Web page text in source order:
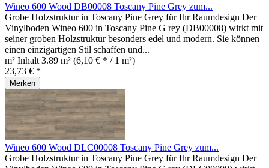
Wineo 600 Wood DB00008 Toscany Pine Grey zum...
Grobe Holzstruktur in Toscany Pine Grey für Ihr Raumdesign Der
Vinylboden Wineo 600 in Toscany Pine G rey (DB00008) wirkt mit
seiner groben Holzstruktur besonders edel und modern. Sie können
einen einzigartigen Stil schaffen und...
m² Inhalt 3.89 m² (6,10 € * / 1 m²)
23,73 € *
Merken
Wineo 600 Wood DLC00008 Toscany Pine Grey zum...
Grobe Holzstruktur in Toscany Pine Grey für Ihr Raumdesign Der